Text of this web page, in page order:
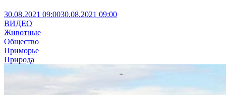
30.08.2021 09:0030.08.2021 09:00
ВИДЕО
Животные
Общество
Приморье
Природа